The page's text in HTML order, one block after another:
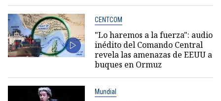
CENTCOM
"Lo haremos a la fuerza": audio
inédito del Comando Central
revela las amenazas de EEUU a
buques en Ormuz
Mundial